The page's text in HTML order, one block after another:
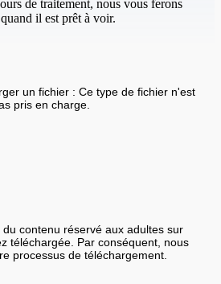
de traitement, nous vous ferons
il est prêt à voir.
un fichier : Ce type de fichier n'est
pris en charge.
contenu réservé aux adultes sur
téléchargée. Par conséquent, nous
processus de téléchargement.